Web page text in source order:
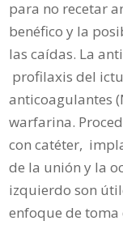
para no recetar
benéfico y la
las caídas. La
profilaxis del
anticoagulantes
warfarina.
con catéter,
de la unión y la
izquierdo son
enfoque de toma